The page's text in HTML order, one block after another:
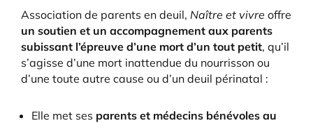
Association de parents en deuil, Naître et vivre offre
un soutien et un accompagnement aux parents
subissant l’épreuve d’une mort d’un tout petit, qu’il
s’agisse d’une mort inattendue du nourrisson ou
d’une toute autre cause ou d’un deuil périnatal :
Elle met ses parents et médecins bénévoles au